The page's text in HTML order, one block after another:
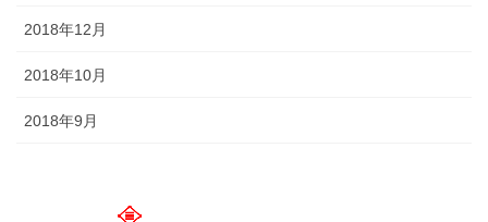
2018年12月
2018年10月
2018年9月